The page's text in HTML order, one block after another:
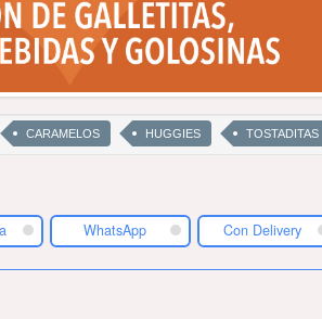
CARAMELOS HUGGIES TOSTADITAS
WhatsApp Con Delivery